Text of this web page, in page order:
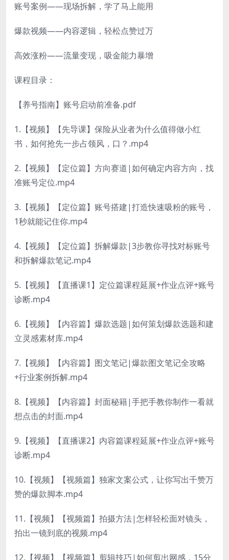
账号案例——现场拆解，学了马上能用
爆款视频——内容逻辑，轻松点赞过万
高效涨粉——流量变现，吸金能力暴增
课程目录：
【养号指南】账号启动前准备.pdf
1.【视频】【先导课】保险从业者为什么值得做小红
书，如何抢先一步占领风，口？.mp4
2.【视频】【定位篇】方向赛道|如何确定内容方向，找
准账号定位.mp4
3.【视频】【定位篇】账号搭建|打造快速吸粉的账号，
1秒就能记住你.mp4
4.【视频】【定位篇】拆解爆款|3步教你寻找对标账号
和拆解爆款笔记.mp4
5.【视频】【直播课1】定位篇课程延展+作业点评+账号
诊断.mp4
6.【视频】【内容篇】爆款选题|如何策划爆款选题和建
立灵感素材库.mp4
7.【视频】【内容篇】图文笔记|爆款图文笔记全攻略
+行业案例拆解.mp4
8.【视频】【内容篇】封面秘籍|手把手教你制作一看就
想点击的封面.mp4
9.【视频】【直播课2】内容篇课程延展+作业点评+账号
诊断.mp4
10.【视频】【视频篇】独家文案公式，让你写出千赞万
赞的爆款脚本.mp4
11.【视频】【视频篇】拍摄方法|怎样轻松面对镜头，
拍出一镜到底的视频.mp4
12.【视频】【视频篇】剪辑技巧|如何剪出网感，15分